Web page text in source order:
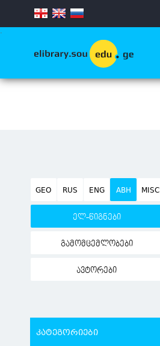
.
GEO RUS ENG ABH MISC
ელ-წიგნები
გამომცემლობები
ავტორები
კატეგორიები